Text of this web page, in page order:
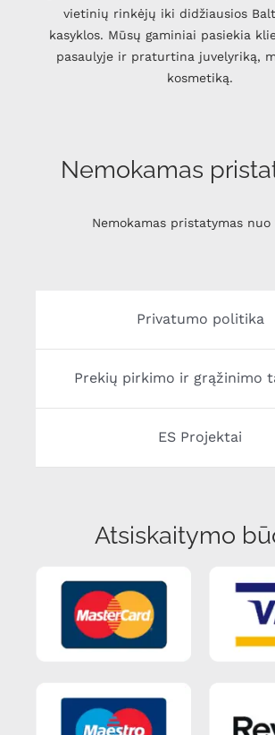
vietinių rinkėjų iki didžiausios
kasyklos. Mūsų gaminiai pasiekia
pasaulyje ir praturtina juvelyriką,
kosmetiką.
Nemokamas
Nemokamas pristatymas nuo
Privatumo politika
Prekių pirkimo ir grąžinimo
ES Projektai
Atsiskaitymo